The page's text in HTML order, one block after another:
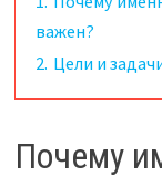
важен?
2. Цели и
Почему